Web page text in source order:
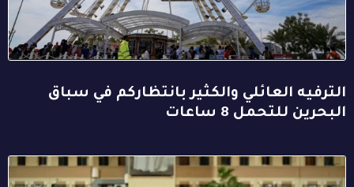
الترفيه العائلي والكثير بانتظاركم في سباق
البحرين للتحمل 8 ساعات